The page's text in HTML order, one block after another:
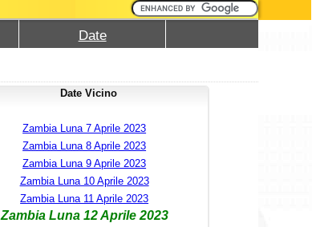
Date
Date Vicino
Zambia Luna 7 Aprile 2023
Zambia Luna 8 Aprile 2023
Zambia Luna 9 Aprile 2023
Zambia Luna 10 Aprile 2023
Zambia Luna 11 Aprile 2023
Zambia Luna 12 Aprile 2023